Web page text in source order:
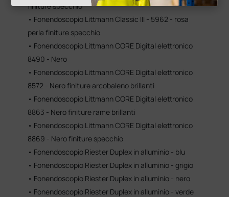
finiture specchio
• Fonendoscopio Littmann Classic III - 5962 - rosa
perla finiture specchio
• Fonendoscopio Littmann CORE Digital elettronico
8490 - Nero
• Fonendoscopio Littmann CORE Digital elettronico
8572 - Nero finiture arcobaleno brillanti
• Fonendoscopio Littmann CORE Digital elettronico
8863 - Nero finiture rame brillanti
• Fonendoscopio Littmann CORE Digital elettronico
8869 - Nero finiture specchio
• Fonendoscopio Riester Duplex in alluminio - blu
• Fonendoscopio Riester Duplex in alluminio - grigio
• Fonendoscopio Riester Duplex in alluminio - nero
• Fonendoscopio Riester Duplex in alluminio - verde